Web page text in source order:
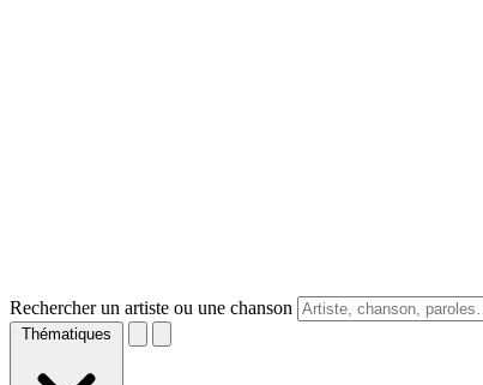
Rechercher un artiste ou une chanson
Thématiques